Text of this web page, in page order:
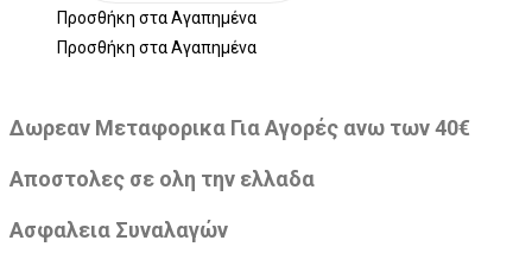
Προσθήκη στα Αγαπημένα
Προσθήκη στα Αγαπημένα
Δωρεαν Μεταφορικα Για Αγορές ανω των 40€
Αποστολες σε ολη την ελλαδα
Ασφαλεια Συναλαγών